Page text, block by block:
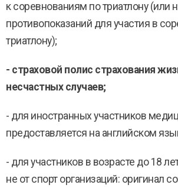
к соревнованиям по триатлону (или
противопоказаний для участия в
триатлону);
- страховой полис страхования
несчастных случаев;
- для иностранных участников
предоставляется на английском
- для участников в возрасте до 18
не от спорт организаций: оригинал